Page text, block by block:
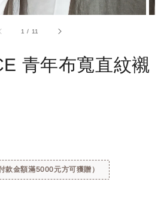
1 / 11
青年布寬直紋襯
款金額滿5000元方可獲贈）